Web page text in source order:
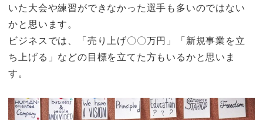
いた大会や練習ができなかった選手も多いのではない
かと思います。
ビジネスでは、「売り上げ〇〇万円」「新規事業を立
ち上げる」などの目標を立てた方もいるかと思いま
す。